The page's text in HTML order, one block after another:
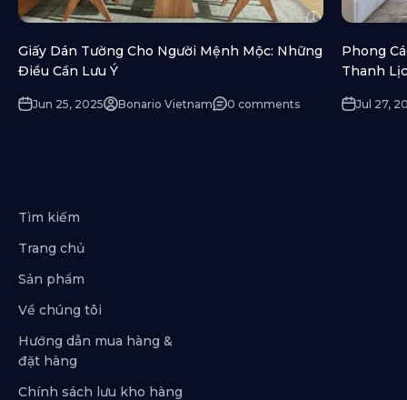
Giấy Dán Tường Cho Người Mệnh Mộc: Những
Điều Cần Lưu Ý
Jun 25, 2025 Bonario Vietnam 0 comments
Phong
Thanh
Jul 27,
Tìm kiếm
Trang chủ
Sản phẩm
Về chúng tôi
Hướng dẫn mua hàng &
đặt hàng
Chính sách lưu kho hàng